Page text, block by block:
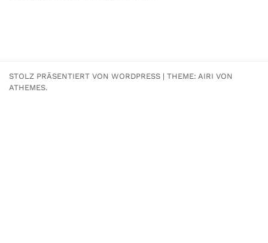
STOLZ PRÄSENTIERT VON WORDPRESS | THEME: AIRI VON
ATHEMES.